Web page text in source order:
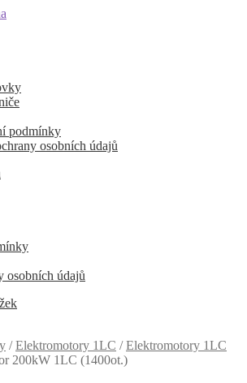
podmínky
osobních údajů
osobních údajů
/Elektromotory 1LC /Elektromotory 1LC
200kW 1LC (1400ot.)